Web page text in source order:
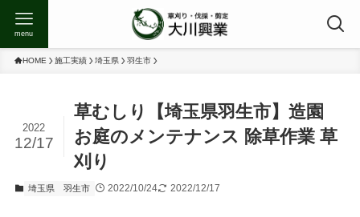
menu
HOME 施工実績 埼玉県 羽生市
草むしり【埼玉県羽生市】造園
お庭のメンテナンス 除草作業 草
刈り
2022
12/17
埼玉県 羽生市 2022/10/24 2022/12/17